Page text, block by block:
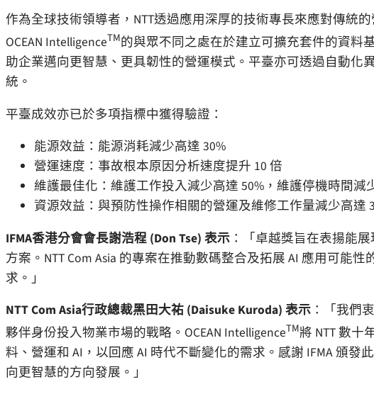
作為全球技術領導者，NTT透過應用深厚的技術專長來應對傳統
OCEAN IntelligenceTM的與眾不同之處在於建立可擴充套件的資料
助企業邁向更智慧、更具韌性的營運模式。平臺亦可透過自動化
統。
平臺成效亦已於多項指標中獲得驗證：
能源效益：能源消耗減少高達 30%
營運速度：事故根本原因分析速度提升 10 倍
維護最佳化：維護工作投入減少高達 50%，維護停機時間減
資源效益：與預防性操作相關的營運及維修工作量減少高達
IFMA香港分會會長謝浩程 (Don Tse) 表示 ：「卓越獎旨在表揚能
方案。NTT Com Asia 的專案在推動數碼整合及拓展 AI 應用可能
求。」
NTT Com Asia行政總裁黑田大祐 (Daisuke Kuroda) 表示 ：「我們
夥伴身份投入物業市場的戰略。OCEAN IntelligenceTM將 NTT 數十
料、營運和 AI，以回應 AI 時代不斷變化的需求。感謝 IFMA 頒
向更智慧的方向發展。」